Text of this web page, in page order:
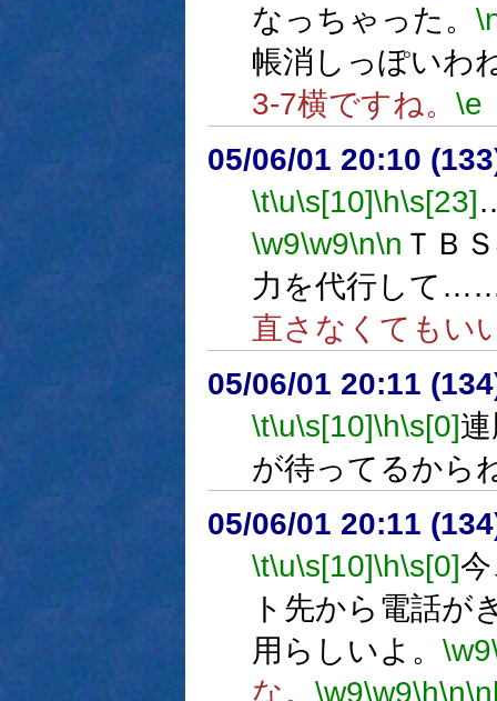
なっちゃった。
帳消しっぽいわ
3-7横ですね。 \e
05/06/01 20:10
\t\u\s[10]\h\s[23]
\w9\w9\n\n ＴＢ
力を代行して
直さなくてもい
05/06/01 20:11
\t\u\s[10]\h\s[0]
が待ってるから
05/06/01 20:11
\t\u\s[10]\h\s[0]
ト先から電話が
用らしいよ。 \w9
な。 \w9\w9\h\n